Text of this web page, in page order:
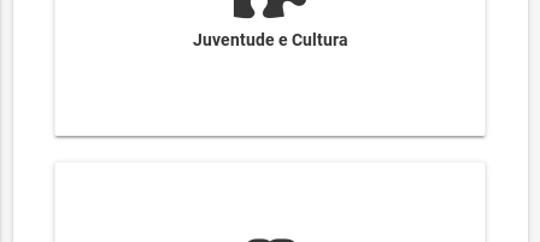
Juventude e Cultura